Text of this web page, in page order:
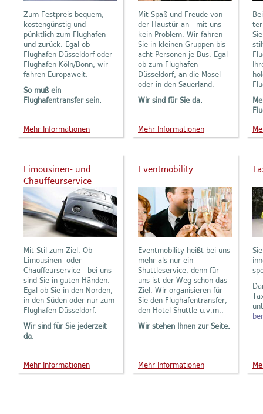
Zum Festpreis bequem,
kostengünstig und
pünktlich zum Flughafen
und zurück. Egal ob
Flughafen Düsseldorf oder
Flughafen Köln/Bonn, wir
fahren Europaweit.
So muß ein
Flughafentransfer sein.
Mehr Informationen
Mit Spaß und Freude von
der Haustür an - mit uns
kein Problem. Wir fahren
Sie in kleinen Gruppen bis
acht Personen je Bus. Egal
ob zum Flughafen
Düsseldorf, an die Mosel
oder in den Sauerland.
Wir sind für Sie da.
Mehr Informationen
Limousinen- und
Chauffeurservice
Mit Stil zum Ziel. Ob
Limousinen- oder
Chauffeurservice - bei uns
sind Sie in guten Händen.
Egal ob Sie in den Norden,
in den Süden oder nur zum
Flughafen Düsseldorf.
Wir sind für Sie jederzeit
da.
Mehr Informationen
Eventmobility
Eventmobility heißt bei uns
mehr als nur ein
Shuttleservice, denn für
uns ist der Weg schon das
Ziel. Wir organisieren für
Sie den Flughafentransfer,
den Hotel-Shuttle u.v.m..
Wir stehen Ihnen zur Seite.
Mehr Informationen